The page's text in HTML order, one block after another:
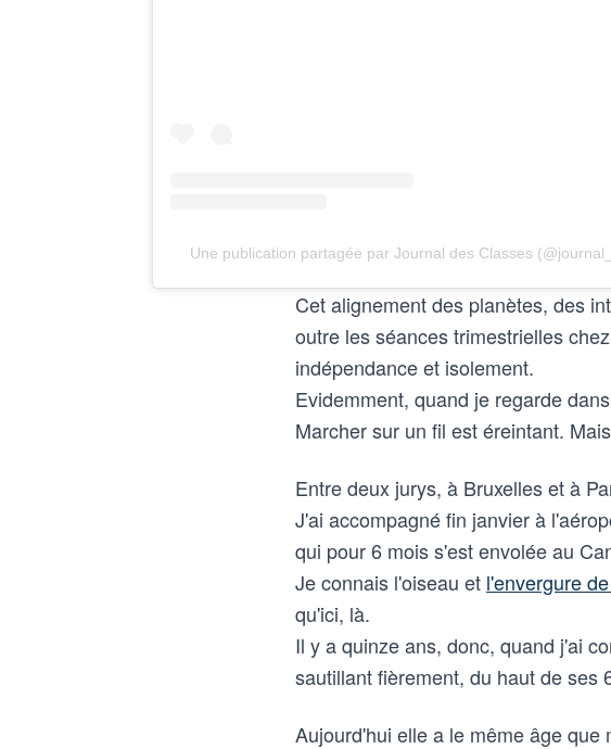
Une publication partagée par Journal des Classes
Cet alignement des planètes, des
outre les séances trimestrielles
indépendance et isolement.
Evidemment, quand je regarde
Marcher sur un fil est éreintant.
Entre deux jurys, à Bruxelles et à
J'ai accompagné fin janvier à
qui pour 6 mois s'est envolée au
Je connais l'oiseau et l'envergure
qu'ici, là.
Il y a quinze ans, donc, quand j'ai
sautillant fièrement, du haut de ses
Aujourd'hui elle a le même âge